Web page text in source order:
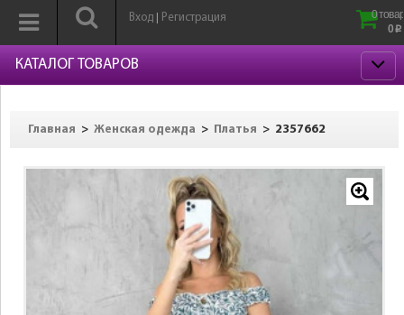
Вход Регистрация
0
0 p
КАТАЛОГ ТОВАРОВ
Главная > Женская одежда > Платья > 2357662